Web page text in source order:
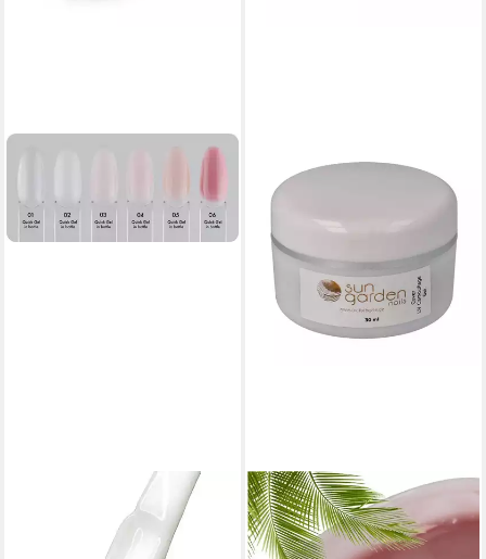
HURTOWNIA EXCELLENT PRO
UV-Gel Quick Gel in in der
Pinselflasche 11ml,
SUN GARDEN NAILS
UV-Gel 30 ml UV Nail
Aufbaugel - Cover